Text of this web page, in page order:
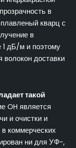
в
кварц с
в
1 дБ/м и поэтому
доставки
такой
OH является
и очистки и
коммерческих
ни для УФ-,